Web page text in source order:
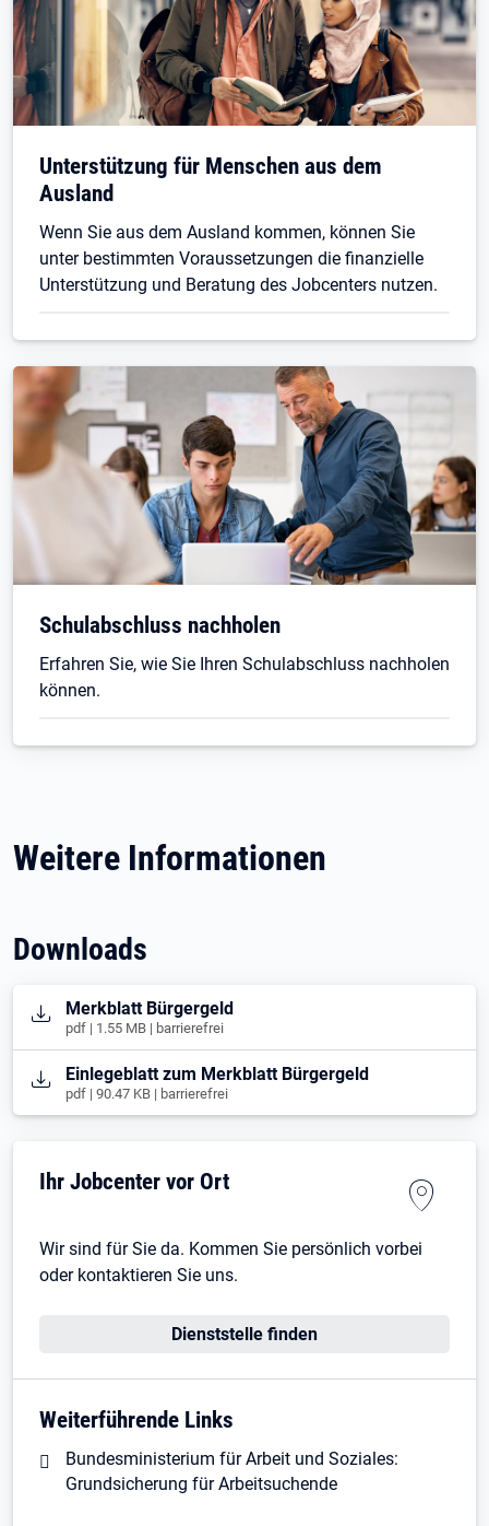
Unterstützung für Menschen aus dem
Ausland
Wenn Sie aus dem Ausland kommen, können Sie
unter bestimmten Voraussetzungen die finanzielle
Unterstützung und Beratung des Jobcenters nutzen.
Schulabschluss nachholen
Erfahren Sie, wie Sie Ihren Schulabschluss nachholen
können.
Weitere Informationen
Downloads
Öffnet in neuem Tab
Merkblatt Bürgergeld
pdf | 1.55 MB | barrierefrei
Öffnet in neuem Tab
Einlegeblatt zum Merkblatt Bürgergeld
pdf | 90.47 KB | barrierefrei
Ihr Jobcenter vor Ort
Wir sind für Sie da. Kommen Sie persönlich vorbei
oder kontaktieren Sie uns.
Dienststelle finden
Weiterführende Links
Bundesministerium für Arbeit und Soziales:
Grundsicherung für Arbeitsuchende